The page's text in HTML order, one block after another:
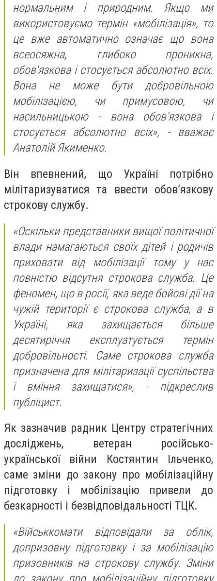
нормальним і природним. Якщо ми
використовуємо термін «мобілізація», то
це вже автоматично означає що вона
всеосяжна, глибоко проникна,
обов'язкова і стосується абсолютно всіх.
Вона не може бути добровільною
мобілізацією, чи примусовою, чи
насильницькою - вона обов'язкова і
стосується абсолютно всіх», - вважає
Анатолій Якименко.
Він впевнений, що Україні потрібно
мілітаризуватися та ввести обов’язкову
строкову службу.
«Оскільки представники вищої політичної
влади намагаються своїх дітей і родичів
приховати від мобілізації тому у нас
повністю відсутня строкова служба. Це
феномен, що в росії, яка веде бойові дії на
чужій території є строкова служба, а в
Україні, яка захищається більше
десятиріччя експлуатується термін
добровільності. Саме строкова служба
призначена для мілітаризації суспільства
і вміння захищатися», - підкреслив
публіцист.
Як зазначив радник Центру стратегічних
досліджень, ветеран російсько-
української війни Костянтин Ільченко,
саме зміни до закону про мобілізаційну
підготовку і мобілізацію привели до
безкарності і безвідповідальності ТЦК.
«Військкомати відповідали за облік,
допризовну підготовку і за мобілізацію
призовників на строкову службу. Зміни